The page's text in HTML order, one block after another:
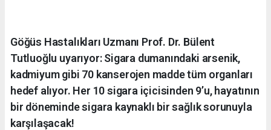
Göğüs Hastalıkları Uzmanı Prof. Dr. Bülent
Tutluoğlu uyarıyor: Sigara dumanındaki arsenik,
kadmiyum gibi 70 kanserojen madde tüm organları
hedef alıyor. Her 10 sigara içicisinden 9’u, hayatının
bir döneminde sigara kaynaklı bir sağlık sorunuyla
karşılaşacak!